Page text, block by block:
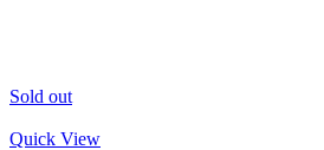
Sold out
Quick View